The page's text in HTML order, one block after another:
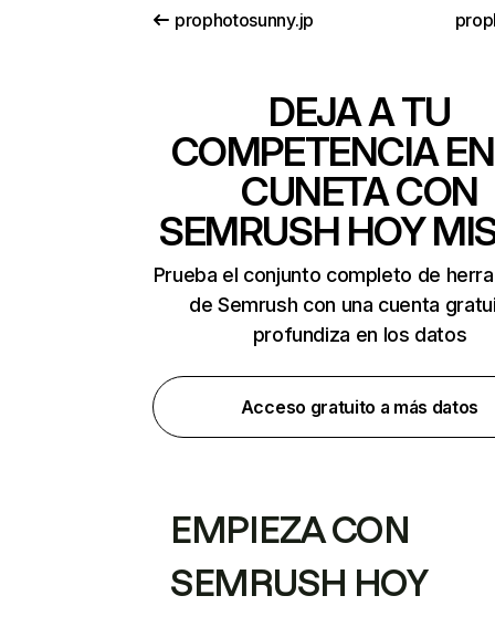
prophotosunny.jp
DEJA A TU
COMPETENCIA
CUNETA CON
SEMRUSH HOY
Prueba el conjunto completo de
de Semrush con una cuenta
profundiza en los datos
Acceso gratuito a más datos
EMPIEZA CON
SEMRUSH HOY